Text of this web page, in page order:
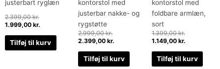
justerbart ryglæn
2.399,00kr.
1.999,00 kr.
Tilføj til kurv
kontorstol med
justerbar nakke- og
rygstøtte
2.999,00kr.
2.399,00kr.
Tilføj til kurv
kontorstol med
foldbare armlæn,
sort
1.399,00kr.
1.149,00 kr.
Tilføj til kurv